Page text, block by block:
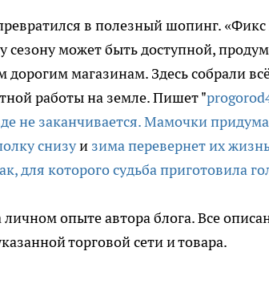
в полезный шопинг. «Фикс
сезону может быть доступной,
магазинам. Здесь собрали
работы на земле. Пишет "
не заканчивается. Мамочки
снизуи зима перевернет их
для которого судьба приготовила
опыте автора блога. Все
торговой сети и товара.